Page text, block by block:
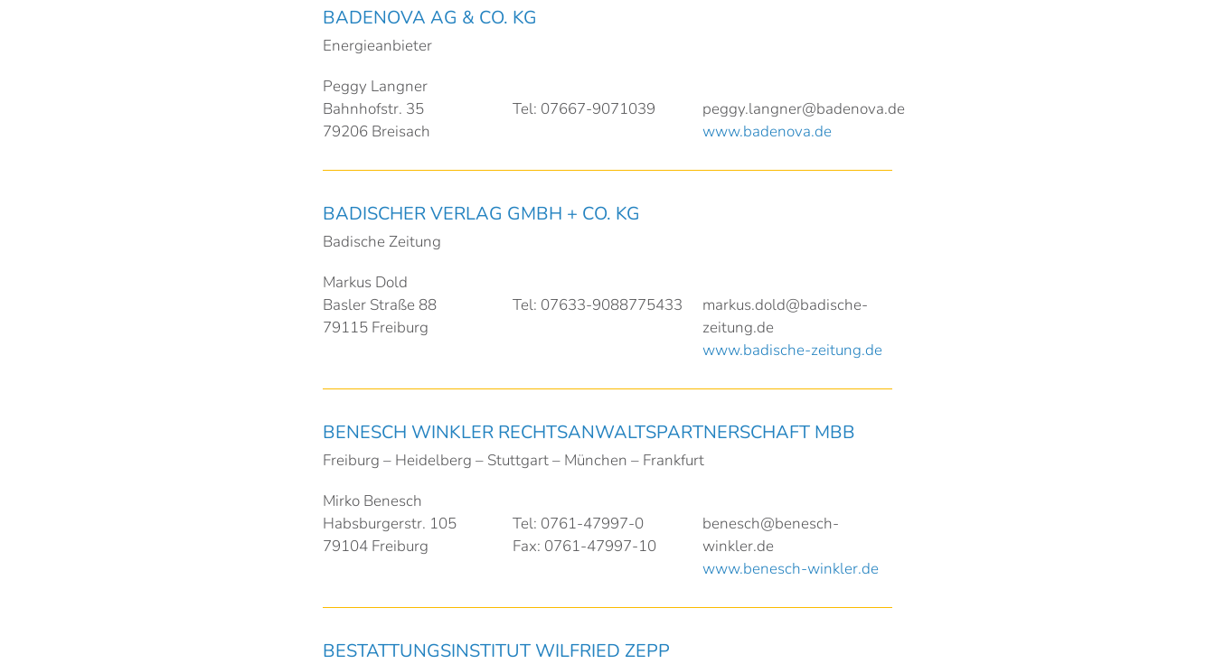
BADENOVA AG & CO. KG
Energieanbieter
Peggy Langner
Bahnhofstr. 35
79206 Breisach
Tel: 07667-9071039
peggy.langner@badenova.de
www.badenova.de
BADISCHER VERLAG GMBH + CO. KG
Badische Zeitung
Markus Dold
Basler Straße 88
79115 Freiburg
Tel: 07633-9088775433
markus.dold@badische-
zeitung.de
www.badische-zeitung.de
BENESCH WINKLER RECHTSANWALTSPARTNERSCHAFT MBB
Freiburg – Heidelberg – Stuttgart – München – Frankfurt
Mirko Benesch
Habsburgerstr. 105
79104 Freiburg
Tel: 0761-47997-0
Fax: 0761-47997-10
benesch@benesch-
winkler.de
www.benesch-winkler.de
BESTATTUNGSINSTITUT WILFRIED ZEPP